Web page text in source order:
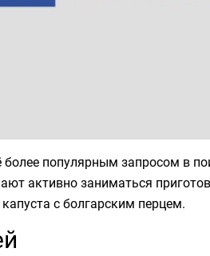
более популярным запросом в
активно заниматься
с болгарским перцем.